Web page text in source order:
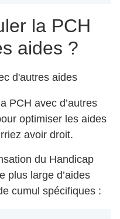
la PCH
aides ?
PCH avec d’autres
optimiser les aides
avoir droit.
du Handicap
plus large d’aides
cumul spécifiques :